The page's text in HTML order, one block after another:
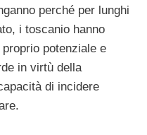
perché per lunghi
i toscanio hanno
potenziale e
in virtù della
di incidere